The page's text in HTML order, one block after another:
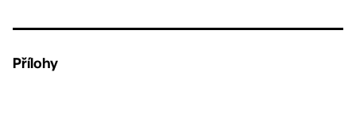
Přílohy